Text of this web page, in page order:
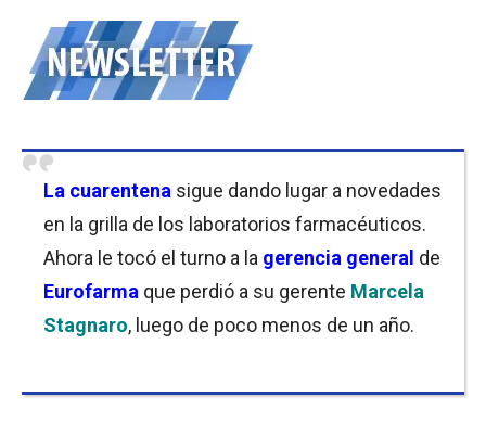
La cuarentena sigue dando lugar a novedades
en la grilla de los laboratorios farmacéuticos.
Ahora le tocó el turno a la gerencia general de
Eurofarma que perdió a su gerente Marcela
Stagnaro, luego de poco menos de un año.